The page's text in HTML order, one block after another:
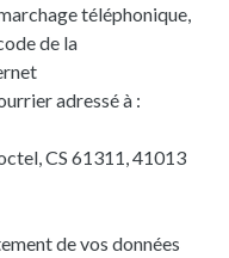
téléphonique,
de la
adressé à :
CS 61311, 41013
de vos données